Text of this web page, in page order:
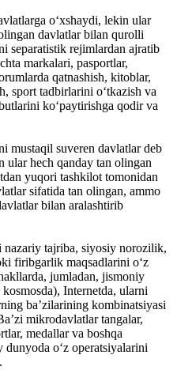
oʻxshaydi, lekin ular
davlatlar bilan qurolli
separatistik rejimlardan ajratib
markalari, pasportlar,
qatnashish, kitoblar,
sport tadbirlarini oʻtkazish va
koʻpaytirishga qodir va
mustaqil suveren davlatlar deb
ular hech qanday tan olingan
yuqori tashkilot tomonidan
sifatida tan olingan, ammo
bilan aralashtirib
tajriba, siyosiy norozilik,
firibgarlik maqsadlarini oʻz
jumladan, jismoniy
Internetda, ularni
baʼzilarining kombinatsiyasi
mikrodavlatlar tangalar,
medallar va boshqa
oʻz operatsiyalarini